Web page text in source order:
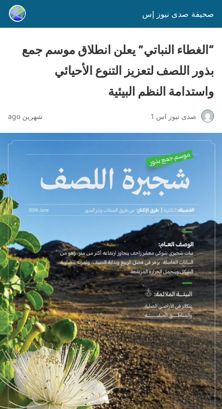
صحيفة صدى نيوز إس
“الغطاء النباتي” يعلن انطلاق موسم جمع
بذور اللصف لتعزيز التنوع الأحيائي
واستدامة النظم البيئية
صدى نيوز اس 1 شهرين ago